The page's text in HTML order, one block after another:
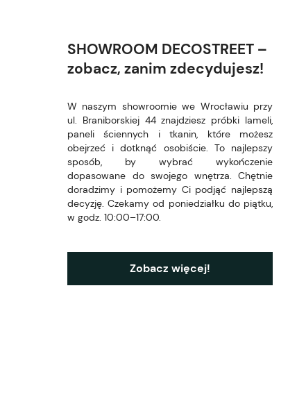
SHOWROOM DECOSTREET –
zobacz, zanim zdecydujesz!
W naszym showroomie we Wrocławiu przy
ul. Braniborskiej 44 znajdziesz próbki lameli,
paneli ściennych i tkanin, które możesz
obejrzeć i dotknąć osobiście. To najlepszy
sposób, by wybrać wykończenie
dopasowane do swojego wnętrza. Chętnie
doradzimy i pomożemy Ci podjąć najlepszą
decyzję. Czekamy od poniedziałku do piątku,
w godz. 10:00–17:00.
Zobacz więcej!